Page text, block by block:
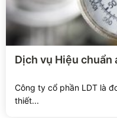
Xem chi tiết
Dịch vụ Hiệu chuẩn
Công ty cổ phần LDT là
thiết...